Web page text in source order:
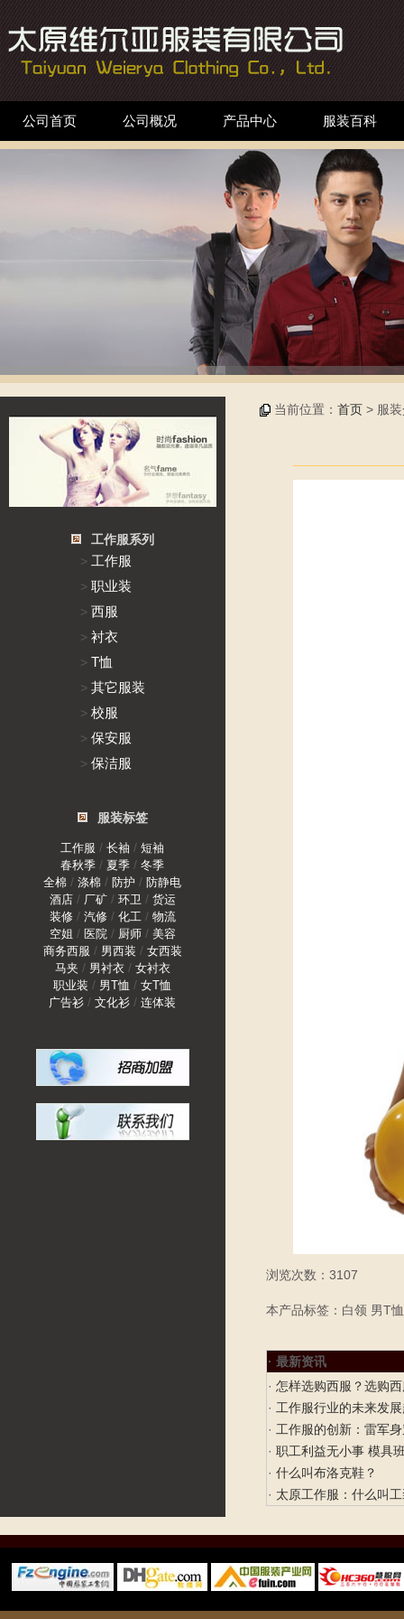
公司首页 公司概况 产品中心 服装百科
工作服系列
> 工作服
> 职业装
> 西服
> 衬衣
> T恤
> 其它服装
> 校服
> 保安服
> 保洁服
服装标签
工作服 /长袖 /短袖
春秋季 / 夏季 /冬季
全棉 /涤棉 /防护 /防静电
酒店 / 厂矿 / 环卫 / 货运
装修 / 汽修 / 化工 / 物流
空姐 / 医院 / 厨师 / 美容
商务西服 / 男西装 / 女西装
马夹 / 男衬衣 / 女衬衣
职业装 / 男T恤 /女T恤
广告衫 /文化衫 /连体装
当前位置： 首页 > 服
浏览次数：3107
本产品标签：白领 男T
· 最新资讯
· 怎样选购西服？选购
· 工作服行业的未来发
· 工作服的创新：雷军
· 职工利益无小事 模具
· 什么叫布洛克鞋？
· 太原工作服：什么叫